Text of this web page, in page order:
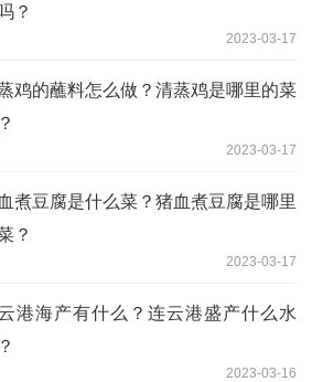
？
2023-03-17
鸡的蘸料怎么做？清蒸鸡是哪里的菜
2023-03-17
煮豆腐是什么菜？猪血煮豆腐是哪里
？
2023-03-17
港海产有什么？连云港盛产什么水
2023-03-16